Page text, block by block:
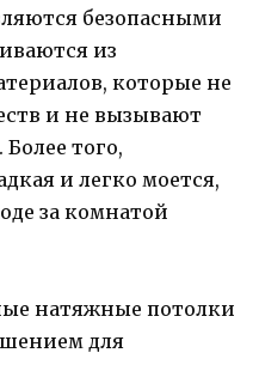
безопасными
из
которые не
и не вызывают
того,
и легко моется,
за комнатой
натяжные потолки
для